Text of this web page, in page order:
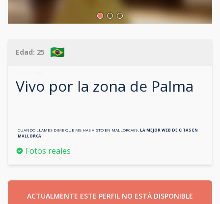
Edad: 25
Vivo por la zona de Palma
CUANDO LLAMES DIME QUE ME HAS VISTO EN MALLORCA69 LA MEJOR WEB DE CITAS EN
MALLORCA
Fotos reales
ACTUALMENTE ESTE PERFIL NO ESTÁ DISPONIBLE